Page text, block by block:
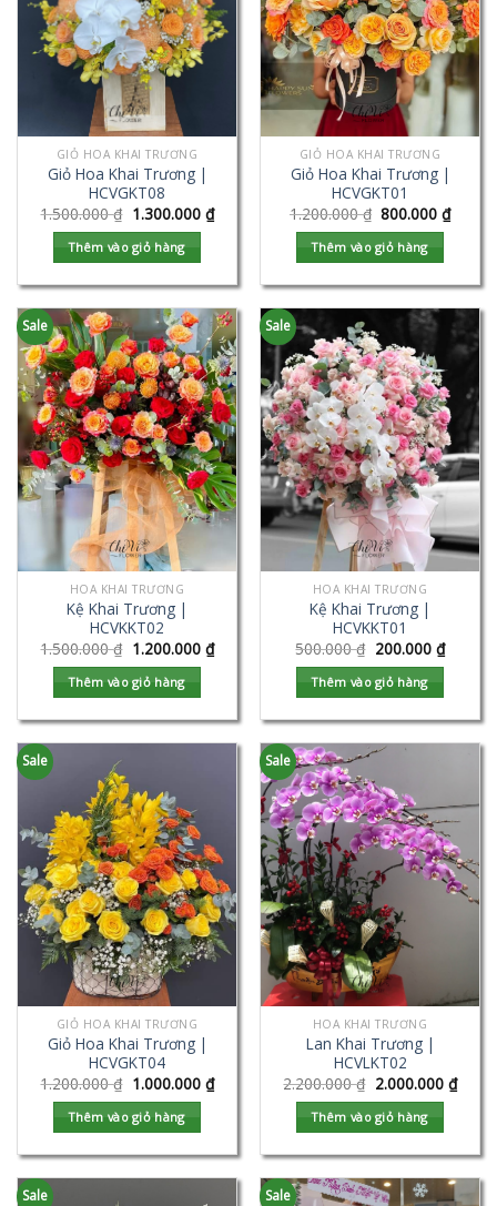
GIỎ HOA KHAI TRƯƠNG
Giỏ Hoa Khai Trương |
HCVGKT08
1.500.000₫ 1.300.000 ₫
Thêm vào giỏ hàng
GIỎ HOA KHAI TRƯƠNG
Giỏ Hoa Khai Trương |
HCVGKT01
1.200.000₫ 800.000₫
Thêm vào giỏ hàng
Sale
HOA KHAI TRƯƠNG
Kệ Khai Trương |
HCVKKT02
1.500.000₫ 1.200.000 ₫
Thêm vào giỏ hàng
Sale
HOA KHAI TRƯƠNG
Kệ Khai Trương |
HCVKKT01
500.000₫ 200.000 ₫
Thêm vào giỏ hàng
Sale
GIỎ HOA KHAI TRƯƠNG
Giỏ Hoa Khai Trương |
HCVGKT04
1.200.000₫ 1.000.000 ₫
Thêm vào giỏ hàng
Sale
HOA KHAI TRƯƠNG
Lan Khai Trương |
HCVLKT02
2.200.000₫ 2.000.000 ₫
Thêm vào giỏ hàng
Sale Sale